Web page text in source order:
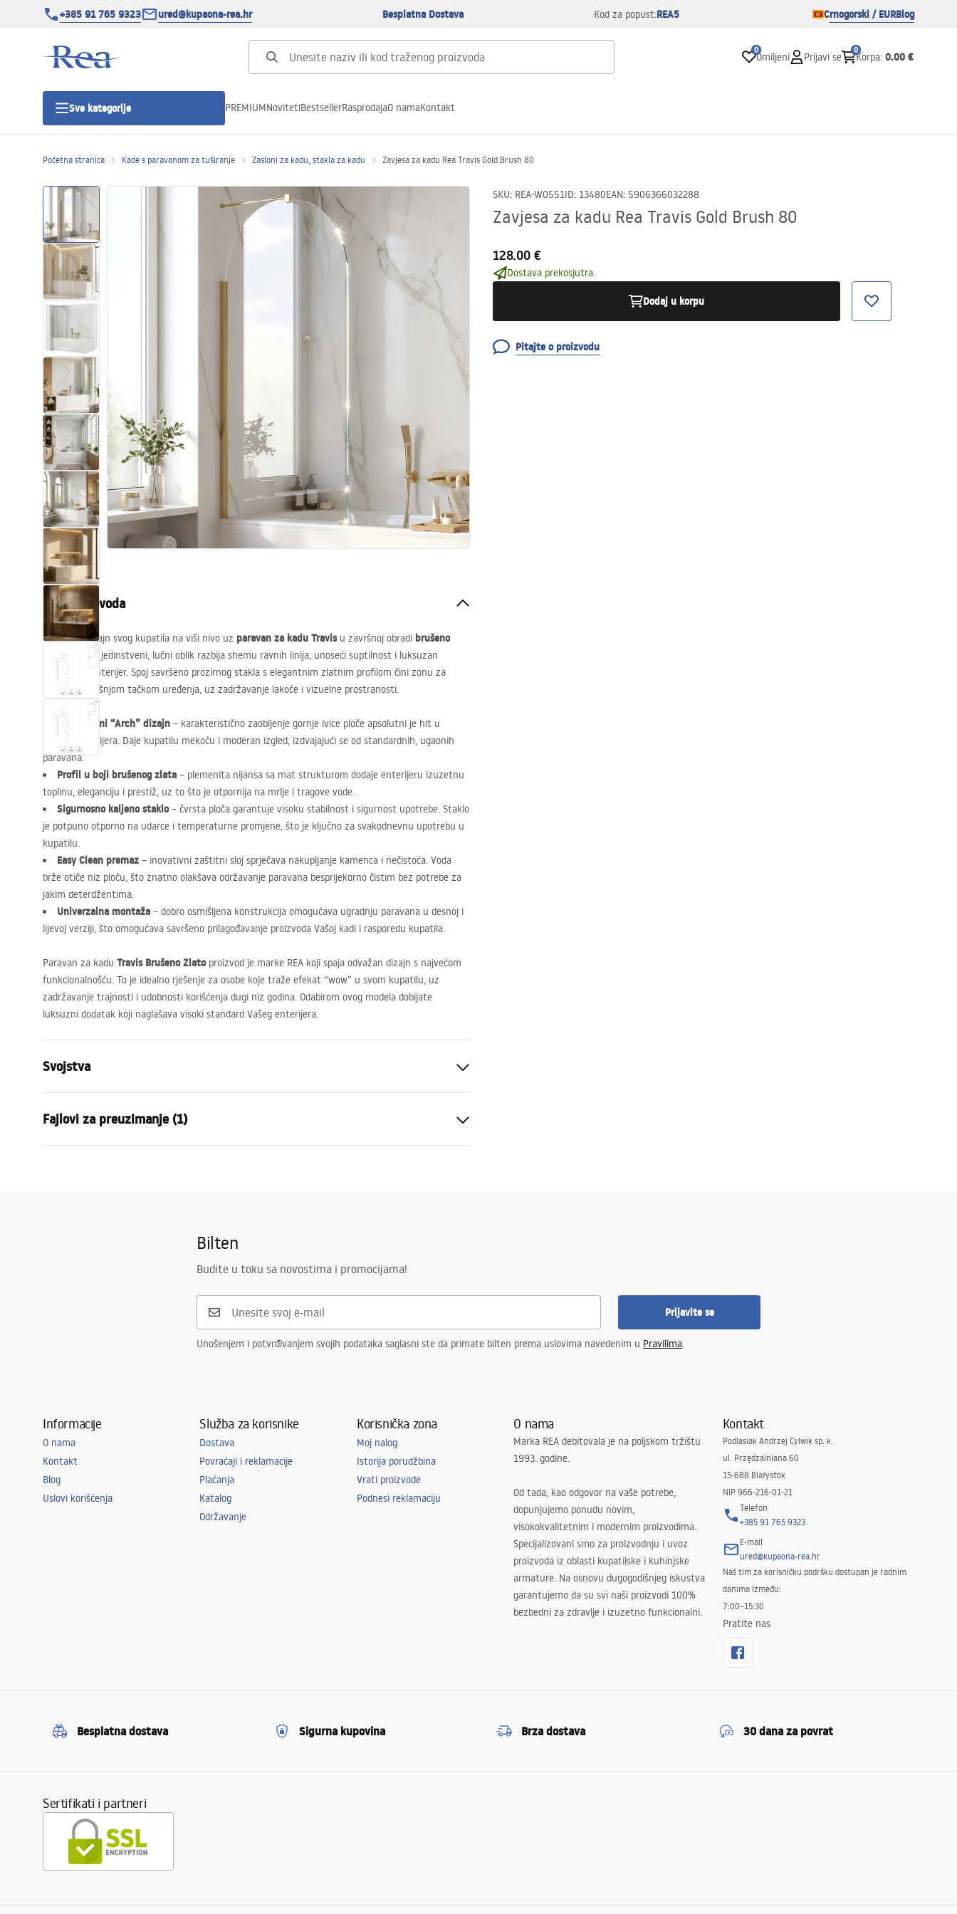
+385 91 765 9323 ured@kupaona-rea.hr Besplatna Dostava Kod za popust:REA5 Crnogorski / EURBlog
0
Omiljeni Prijavi se
0
Korpa: 0.00 €
Sve kategorije
Linearni odvodi
Umivaonici
Kade i paravani
Miješalice, pipe, slavine
Tuševi
Kitchen
Kupaonski pribor
PREMIUMNovitetiBestsellerRasprodajaO namaKontakt
Početna stranica Kade s paravanom za tuširanje Zasloni za kadu, stakla za kadu Zavjesa za kadu Rea Travis Gold Brush 80
SKU: REA-W0551ID: 13480EAN: 5906366032288
Zavjesa za kadu Rea Travis Gold Brush 80
128.00 €
Dostava prekosjutra.
Dodaj u korpu
Pitajte o proizvodu
Opis proizvoda
Podignite dizajn svog kupatila na viši nivo uz paravan za kadu Travisu završnoj obradi brušeno
zlato. Njegov jedinstveni, lučni oblik razbija shemu ravnih linija, unoseći suptilnost i luksuzan
karakter u enterijer. Spoj savršeno prozirnog stakla s elegantnim zlatnim profilom čini zonu za
kupanje središnjom tačkom uređenja, uz zadržavanje lakoće i vizuelne prostranosti.
Jedinstveni “Arch” dizajn – karakteristično zaobljenje gornje ivice ploče apsolutni je hit u
dizajnu enterijera. Daje kupatilu mekoću i moderan izgled, izdvajajući se od standardnih, ugaonih
paravana.
Profil u boji brušenog zlata – plemenita nijansa sa mat strukturom dodaje enterijeru izuzetnu
toplinu, eleganciju i prestiž, uz to što je otpornija na mrlje i tragove vode.
Sigurnosno kaljeno staklo– čvrsta ploča garantuje visoku stabilnost i sigurnost upotrebe. Staklo
je potpuno otporno na udarce i temperaturne promjene, što je ključno za svakodnevnu upotrebu u
kupatilu.
Easy Clean premaz – inovativni zaštitni sloj sprječava nakupljanje kamenca i nečistoća. Voda
brže otiče niz ploču, što znatno olakšava održavanje paravana besprijekorno čistim bez potrebe za
jakim deterdžentima.
Univerzalna montaža – dobro osmišljena konstrukcija omogućava ugradnju paravana u desnoj i
lijevoj verziji, što omogućava savršeno prilagođavanje proizvoda Vašoj kadi i rasporedu kupatila.
Paravan za kadu Travis Brušeno Zlatoproizvod je marke REA koji spaja odvažan dizajn s najvećom
funkcionalnošću. To je idealno rješenje za osobe koje traže efekat “wow” u svom kupatilu, uz
zadržavanje trajnosti i udobnosti korišćenja dugi niz godina. Odabirom ovog modela dobijate
luksuzni dodatak koji naglašava visoki standard Vašeg enterijera.
Svojstva
Materijal
Boja
Četkano zlato
Fajlovi za preuzimanje (1)
Bilten
Budite u toku sa novostima i promocijama!
Prijavite se
Unošenjem i potvrđivanjem svojih podataka saglasni ste da primate bilten prema uslovima navedenim u Pravilima.
Informacije
O nama
Kontakt
Blog
Uslovi korišćenja
Služba za korisnike
Dostava
Povraćaji i reklamacije
Plaćanja
Katalog
Održavanje
Korisnička zona
Moj nalog
Istorija porudžbina
Vrati proizvode
Podnesi reklamaciju
O nama
Marka REA debitovala je na poljskom tržištu
1993. godine.
Od tada, kao odgovor na vaše potrebe,
dopunjujemo ponudu novim,
visokokvalitetnim i modernim proizvodima.
Specijalizovani smo za proizvodnju i uvoz
proizvoda iz oblasti kupatilske i kuhinjske
armature. Na osnovu dugogodišnjeg iskustva
garantujemo da su svi naši proizvodi 100%
bezbedni za zdravlje i izuzetno funkcionalni.
Kontakt
Podlasiak Andrzej Cylwik sp. k.
ul. Przędzalniana 60
15-688 Białystok
NIP 966-216-01-21
Telefon
+385 91 765 9323
E-mail
ured@kupaona-rea.hr
Naš tim za korisničku podršku dostupan je radnim
danima između:
7:00–15:30
Pratite nas
Besplatna dostava Sigurna kupovina Brza dostava 30 dana za povrat
Sertifikati i partneri